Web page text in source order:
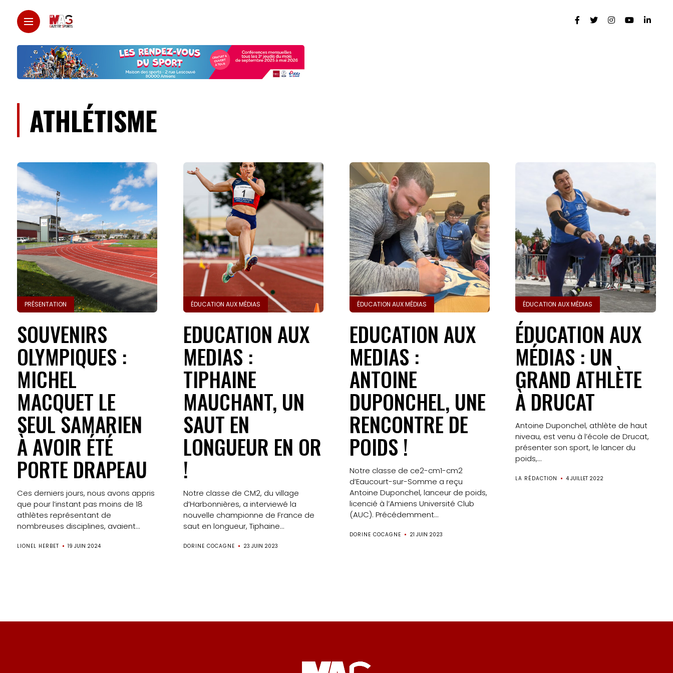
Accueil
Gazette
Sports
Actus
Le
projet
Gazette
Sports
Éducation
médias
Formation
S’inscrire
ATHLÉTISME
PRÉSENTATION
SOUVENIRS
OLYMPIQUES :
MICHEL
MACQUET LE
SEUL SAMARIEN
À AVOIR ÉTÉ
PORTE DRAPEAU
Ces derniers jours, nous avons appris
que pour l’instant pas moins de 18
athlètes représentant de
nombreuses disciplines, avaient...
LIONEL HERBET 19 JUIN 2024
ÉDUCATION AUX MÉDIAS
EDUCATION AUX
MEDIAS :
TIPHAINE
MAUCHANT, UN
SAUT EN
LONGUEUR EN OR
!
Notre classe de CM2, du village
d’Harbonnières, a interviewé la
nouvelle championne de France de
saut en longueur, Tiphaine...
DORINE COCAGNE 23 JUIN 2023
ÉDUCATION AUX MÉDIAS
EDUCATION AUX
MEDIAS :
ANTOINE
DUPONCHEL, UNE
RENCONTRE DE
POIDS !
Notre classe de ce2-cm1-cm2
d’Eaucourt-sur-Somme a reçu
Antoine Duponchel, lanceur de poids,
licencié à l’Amiens Université Club
(AUC). Précédemment...
DORINE COCAGNE 21 JUIN 2023
ÉDUCATION AUX MÉDIAS
ÉDUCATION AUX
MÉDIAS : UN
GRAND ATHLÈTE
À DRUCAT
Antoine Duponchel, athlète de haut
niveau, est venu à l’école de Drucat,
présenter son sport, le lancer du
poids,...
LA RÉDACTION 4 JUILLET 2022